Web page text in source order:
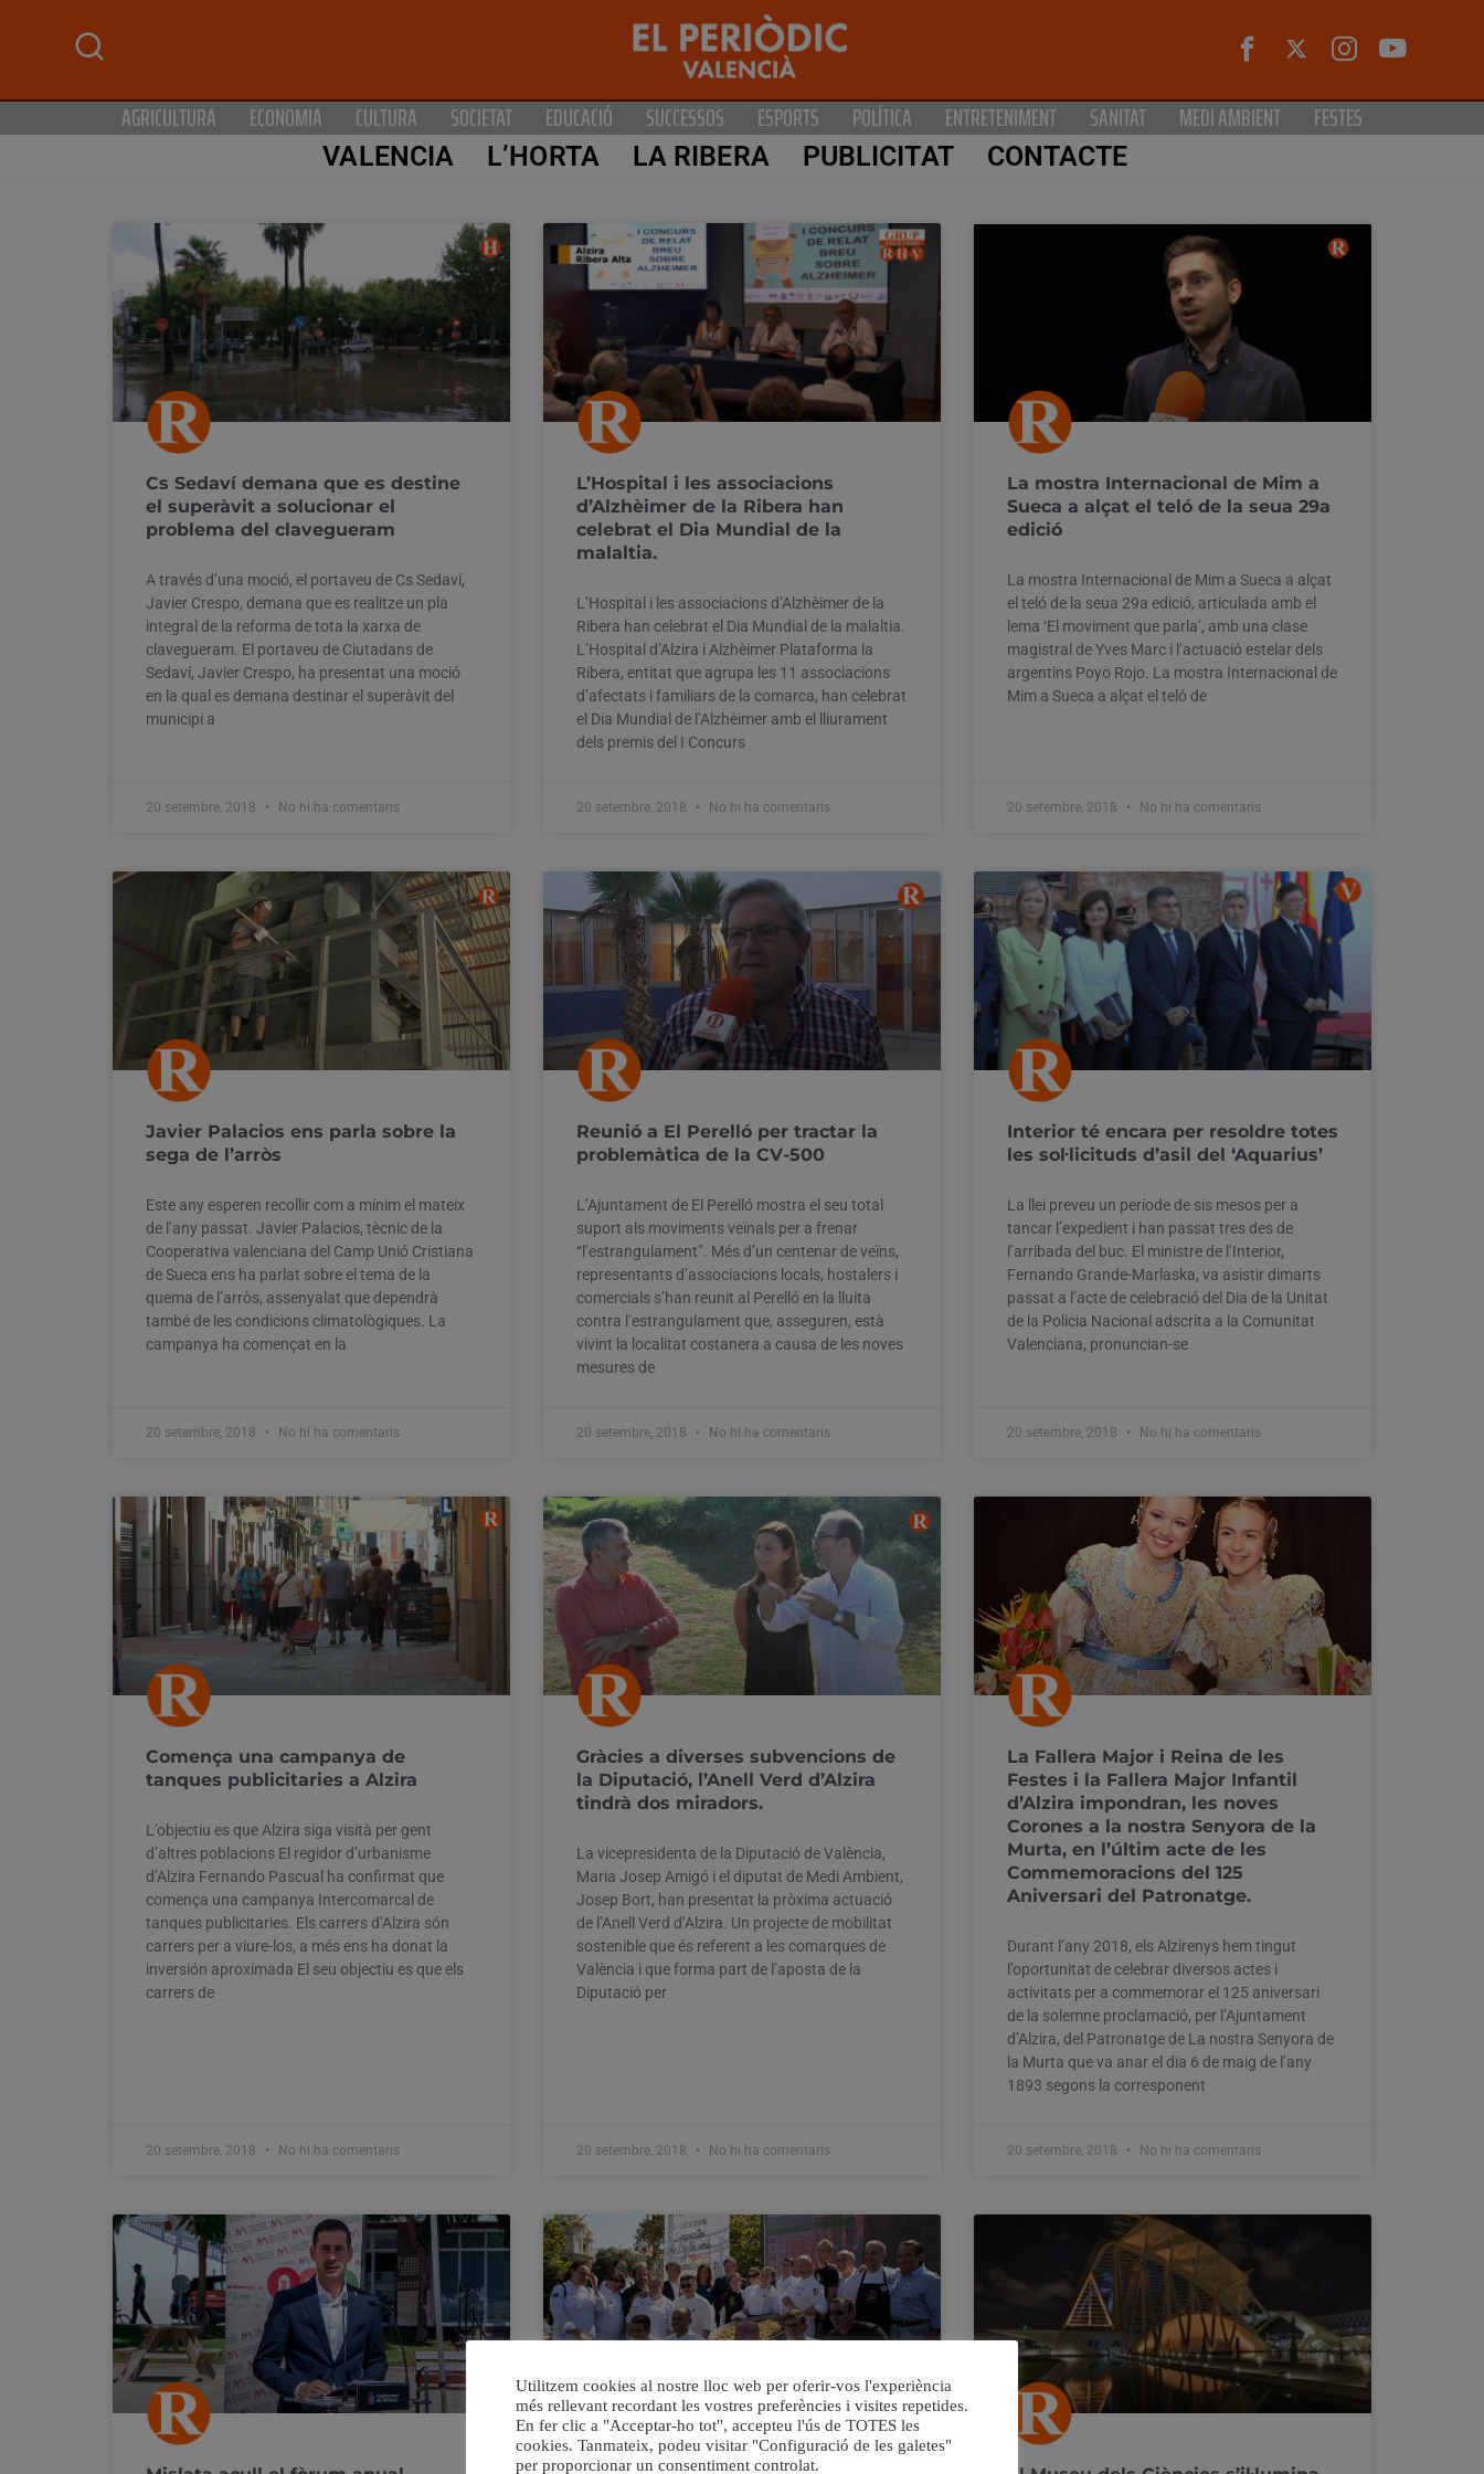
AGRICULTURA ECONOMIA CULTURA SOCIETAT EDUCACIÓ SUCCESSOS ESPORTS POLÍTICA ENTRETENIMENT SANITAT MEDI AMBIENT FESTES
VALENCIA L’HORTA LA RIBERA PUBLICITAT CONTACTE
Cs Sedaví demana que es destine
el superàvit a solucionar el
problema del clavegueram
A través d’una moció, el portaveu de Cs Sedaví,
Javier Crespo, demana que es realitze un pla
integral de la reforma de tota la xarxa de
clavegueram. El portaveu de Ciutadans de
Sedaví, Javier Crespo, ha presentat una moció
en la qual es demana destinar el superàvit del
municipi a
20 setembre, 2018 No hi ha comentaris
L’Hospital i les associacions
d’Alzhèimer de la Ribera han
celebrat el Dia Mundial de la
malaltia.
L’Hospital i les associacions d’Alzhèimer de la
Ribera han celebrat el Dia Mundial de la malaltia.
L’Hospital d’Alzira i Alzhèimer Plataforma la
Ribera, entitat que agrupa les 11 associacions
d’afectats i familiars de la comarca, han celebrat
el Dia Mundial de l’Alzhèimer amb el lliurament
dels premis del I Concurs
20 setembre, 2018 No hi ha comentaris
La mostra Internacional de Mim a
Sueca a alçat el teló de la seua 29a
edició
La mostra Internacional de Mim a Sueca a alçat
el teló de la seua 29a edició, articulada amb el
lema ‘El moviment que parla’, amb una clase
magistral de Yves Marc i l’actuació estelar dels
argentins Poyo Rojo. La mostra Internacional de
Mim a Sueca a alçat el teló de
20 setembre, 2018 No hi ha comentaris
Javier Palacios ens parla sobre la
sega de l’arròs
Este any esperen recollir com a mínim el mateix
de l’any passat. Javier Palacios, tècnic de la
Cooperativa valenciana del Camp Unió Cristiana
de Sueca ens ha parlat sobre el tema de la
quema de l’arròs, assenyalat que dependrà
també de les condicions climatològiques. La
campanya ha començat en la
20 setembre, 2018 No hi ha comentaris
Reunió a El Perelló per tractar la
problemàtica de la CV-500
L’Ajuntament de El Perelló mostra el seu total
suport als moviments veïnals per a frenar
“l’estrangulament”. Més d’un centenar de veïns,
representants d’associacions locals, hostalers i
comercials s’han reunit al Perelló en la lluita
contra l’estrangulament que, asseguren, està
vivint la localitat costanera a causa de les noves
mesures de
20 setembre, 2018 No hi ha comentaris
Interior té encara per resoldre totes
les sol·licituds d’asil del ‘Aquarius’
La llei preveu un període de sis mesos per a
tancar l’expedient i han passat tres des de
l’arribada del buc. El ministre de l’Interior,
Fernando Grande-Marlaska, va asistir dimarts
passat a l’acte de celebració del Dia de la Unitat
de la Policia Nacional adscrita a la Comunitat
Valenciana, pronuncian-se
20 setembre, 2018 No hi ha comentaris
Comença una campanya de
tanques publicitaries a Alzira
L’objectiu es que Alzira siga visità per gent
d’altres poblacions El regidor d’urbanisme
d’Alzira Fernando Pascual ha confirmat que
comença una campanya Intercomarcal de
tanques publicitaries. Els carrers d’Alzira són
carrers per a viure-los, a més ens ha donat la
inversión aproximada El seu objectiu es que els
carrers de
20 setembre, 2018 No hi ha comentaris
Gràcies a diverses subvencions de
la Diputació, l’Anell Verd d’Alzira
tindrà dos miradors.
La vicepresidenta de la Diputació de València,
Maria Josep Amigó i el diputat de Medi Ambient,
Josep Bort, han presentat la pròxima actuació
de l’Anell Verd d’Alzira. Un projecte de mobilitat
sostenible que és referent a les comarques de
València i que forma part de l’aposta de la
Diputació per
20 setembre, 2018 No hi ha comentaris
La Fallera Major i Reina de les
Festes i la Fallera Major Infantil
d’Alzira impondran, les noves
Corones a la nostra Senyora de la
Murta, en l’últim acte de les
Commemoracions del 125
Aniversari del Patronatge.
Durant l’any 2018, els Alzirenys hem tingut
l’oportunitat de celebrar diversos actes i
activitats per a commemorar el 125 aniversari
de la solemne proclamació, per l’Ajuntament
d’Alzira, del Patronatge de La nostra Senyora de
la Murta que va anar el dia 6 de maig de l’any
1893 segons la corresponent
20 setembre, 2018 No hi ha comentaris
Utilitzem cookies al nostre lloc web per oferir-vos l'experiència
més rellevant recordant les vostres preferències i visites repetides.
En fer clic a "Acceptar-ho tot", accepteu l'ús de TOTES les
cookies. Tanmateix, podeu visitar "Configuració de les galetes"
per proporcionar un consentiment controlat.